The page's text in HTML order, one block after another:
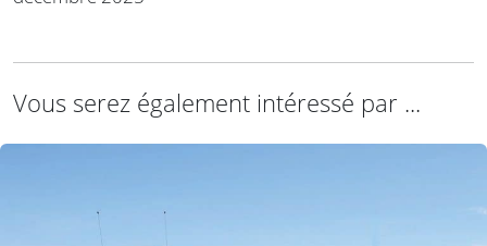
Vous serez également intéressé par ...